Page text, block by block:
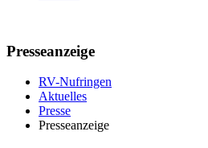
Presseanzeige
RV-Nufringen
Aktuelles
Presse
Presseanzeige